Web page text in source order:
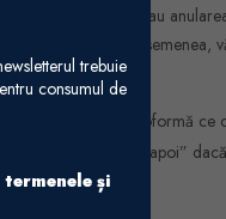
trebuie
consumul de
și
fiecărui produs) sau
următor”. De asemenea,
vedea o factură proformă ce
selectaţi butonul “Înapoi”